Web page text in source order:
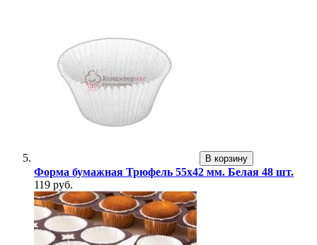
В корзину
Форма бумажная Трюфель 55х42 мм. Белая 48 шт.
119 руб.